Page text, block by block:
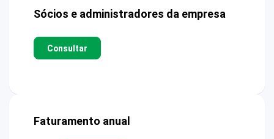
Sócios e administradores da empresa
Consultar
Faturamento anual